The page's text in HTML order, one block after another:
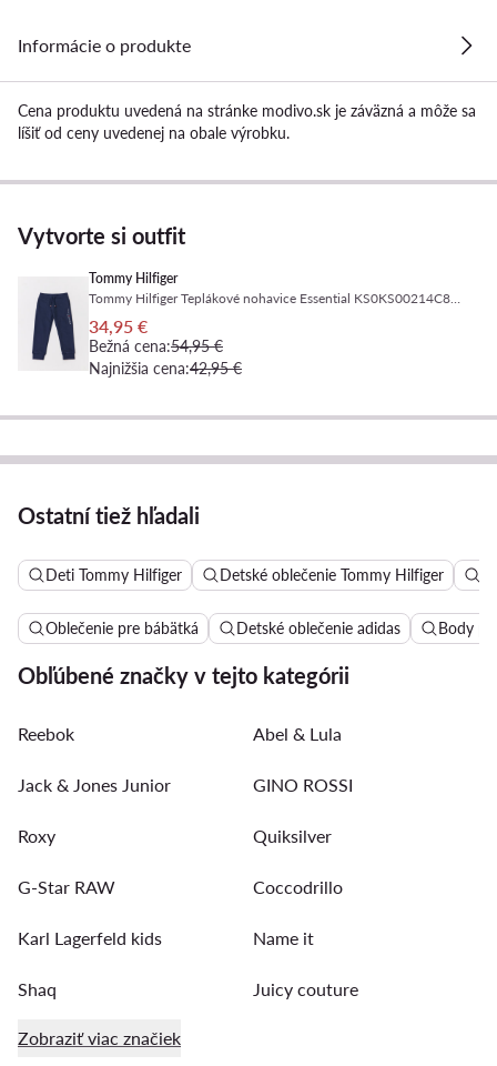
Informácie o produkte
Cena produktu uvedená na stránke modivo.sk je záväzná a môže sa
líšiť od ceny uvedenej na obale výrobku.
Vytvorte si outfit
Tommy Hilfiger
34,95 €
Bežná cena:54,95 €
Najnižšia cena:42,95 €
Ostatní tiež hľadali
Deti Tommy Hilfiger Detské oblečenie Tommy Hilfiger
Oblečenie pre bábätká Detské oblečenie adidas Body
Obľúbené značky v tejto kategórii
Reebok Abel & Lula
Jack & Jones Junior GINO ROSSI
Roxy Quiksilver
G-Star RAW Coccodrillo
Karl Lagerfeld kids Name it
Shaq Juicy couture
Zobraziť viac značiek